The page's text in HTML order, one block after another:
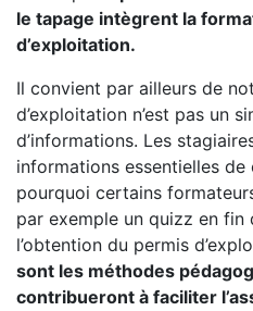
le tapage intègrent la
d’exploitation.
Il convient par ailleurs de
d’exploitation n’est pas un
d’informations. Les
informations essentielles de
pourquoi certains
par exemple un quizz en
l’obtention du permis
sont les méthodes
contribueront à faciliter